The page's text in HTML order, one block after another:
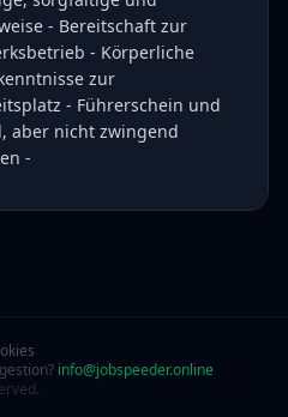
- Bereitschaft zur
- Körperliche
zur
- Führerschein und
aber nicht zwingend
-
info@jobspeeder.online